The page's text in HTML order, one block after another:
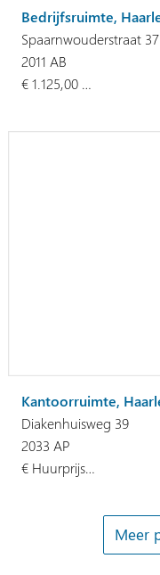
Bedrijfsruimte,
Spaarnwouderstraat 37
2011 AB
€ 1.125,00 …
Kantoorruimte,
Diakenhuisweg 39
2033 AP
€ Huurprijs…
Meer